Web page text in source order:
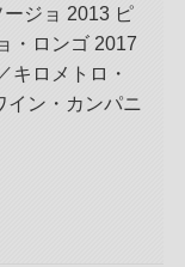
ジョ 2013 ピ
・ロンゴ 2017
キロメトロ・
イン・カンパニ